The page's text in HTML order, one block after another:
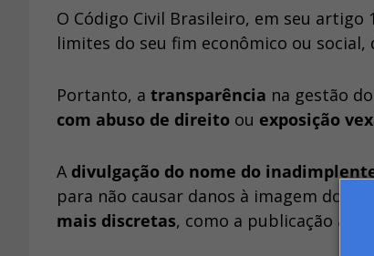
O Código Civil Brasileiro, em seu
limites do seu fim econômico ou
Portanto, a transparência na gestão
com abuso de direito ou exposição
A divulgação do nome do
para não causar danos à imagem do
mais discretas, como a publicação